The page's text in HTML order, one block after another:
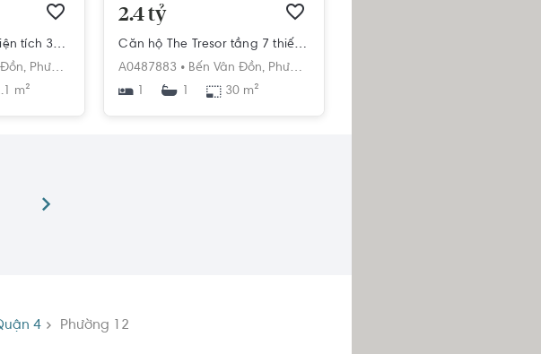
Căn hộ The Tresor diện tích 32.1m2 có 1 phòng ngủ, đầy đủ nội thất.
Phường 12, Quận 4, Hồ Chí Minh
m²
2.4 tỷ
Căn hộ The Tresor tầng 7 thiết kế hiện đại và sang trọng, đầy đủ nội thất.
A0487883 • Bến Vân Đồn, Phường 12,
1 30 m²
4 Phường 12